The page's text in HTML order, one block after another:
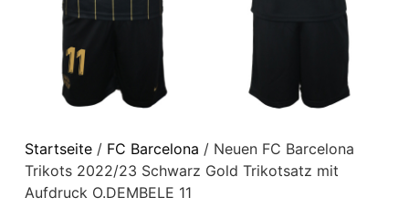
Startseite/ FC Barcelona / Neuen FC Barcelona
Trikots 2022/23 Schwarz Gold Trikotsatz mit
Aufdruck O.DEMBELE 11